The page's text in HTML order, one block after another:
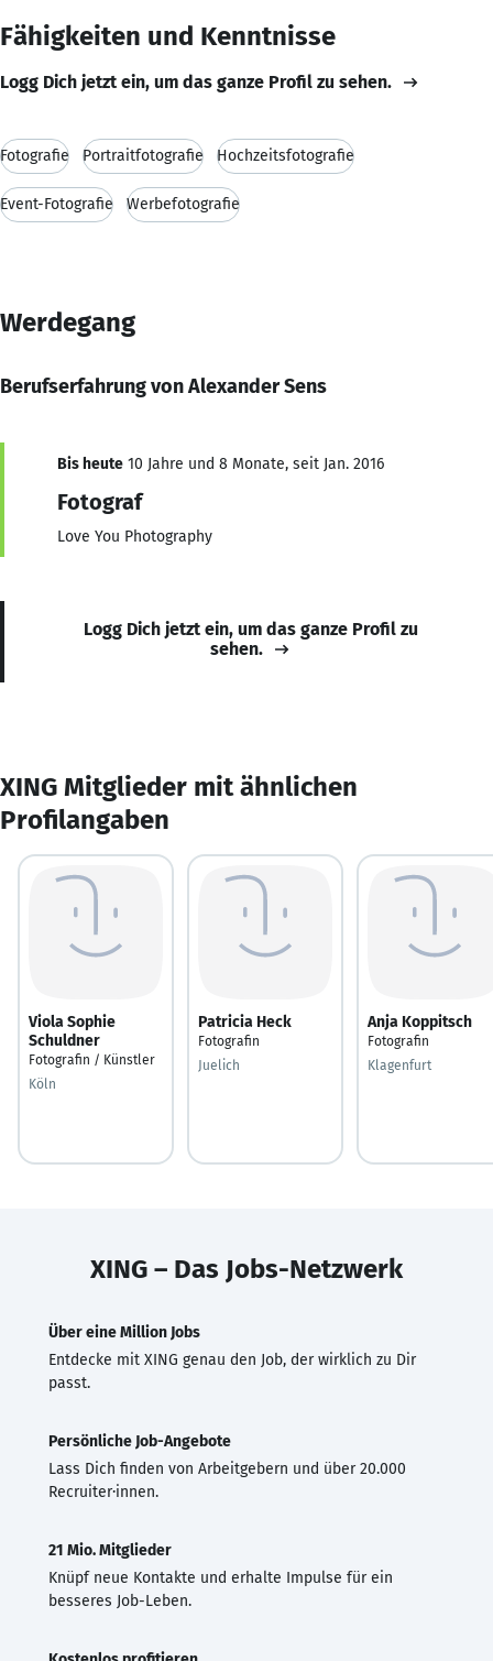
Fähigkeiten und Kenntnisse
Logg Dich jetzt ein, um das ganze Profil zu sehen.
Fotografie Portraitfotografie Hochzeitsfotografie
Event-Fotografie Werbefotografie
Werdegang
Berufserfahrung von Alexander Sens
Bis heute 10 Jahre und 8 Monate, seit Jan. 2016
Fotograf
Love You Photography
Logg Dich jetzt ein, um das ganze Profil zu
sehen.
XING Mitglieder mit ähnlichen
Profilangaben
Viola Sophie
Schuldner
Fotografin / Künstler
Köln
Patricia Heck
Fotografin
Juelich
Anja Koppitsch
Fotografin
Klagenfurt
XING – Das Jobs-Netzwerk
Über eine Million Jobs
Entdecke mit XING genau den Job, der wirklich zu Dir
passt.
Persönliche Job-Angebote
Lass Dich finden von Arbeitgebern und über 20.000
Recruiter·innen.
21 Mio. Mitglieder
Knüpf neue Kontakte und erhalte Impulse für ein
besseres Job-Leben.